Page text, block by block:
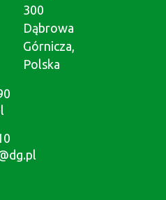
300
Dąbrowa
Górnicza,
Polska